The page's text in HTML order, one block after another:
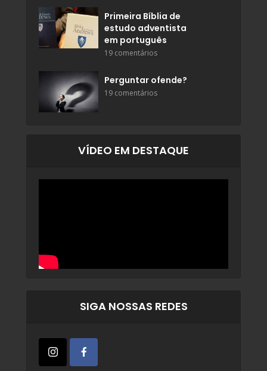
Primeira Bíblia de
estudo adventista
em português
19 comentários
Perguntar ofende?
19 comentários
VÍDEO EM DESTAQUE
SIGA NOSSAS REDES